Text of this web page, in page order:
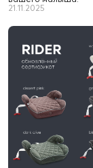
21.11.2025